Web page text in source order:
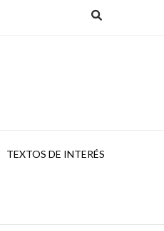
TEXTOS DE INTERÉS